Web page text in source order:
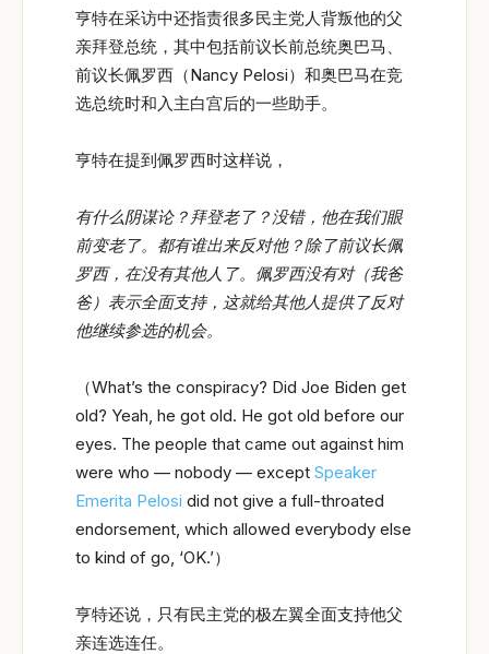
亨特在采访中还指责很多民主党人背叛他的父
亲拜登总统，其中包括前议长前总统奥巴马、
前议长佩罗西（Nancy Pelosi）和奥巴马在竞
选总统时和入主白宫后的一些助手。
亨特在提到佩罗西时这样说，
有什么阴谋论？拜登老了？没错，他在我们眼
前变老了。都有谁出来反对他？除了前议长佩
罗西，在没有其他人了。佩罗西没有对（我爸
爸）表示全面支持，这就给其他人提供了反对
他继续参选的机会。
（What’s the conspiracy? Did Joe Biden get
old? Yeah, he got old. He got old before our
eyes. The people that came out against him
were who — nobody — except Speaker
Emerita Pelosi did not give a full-throated
endorsement, which allowed everybody else
to kind of go, ‘OK.’）
亨特还说，只有民主党的极左翼全面支持他父
亲连选连任。